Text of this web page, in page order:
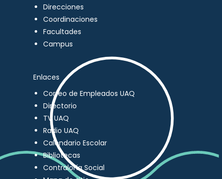
Direcciones
Coordinaciones
Facultades
Campus
Enlaces
Correo de Empleados UAQ
Directorio
TV UAQ
Radio UAQ
Calendario Escolar
Bibliotecas
Contraloría Social